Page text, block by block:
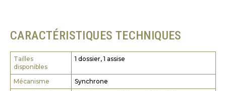
CARACTÉRISTIQUES TECHNIQUES
Tailles
disponibles
1 dossier, 1 assise
Mécanisme
Synchrone